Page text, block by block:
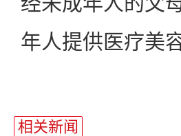
年人提供医疗美
相关新闻